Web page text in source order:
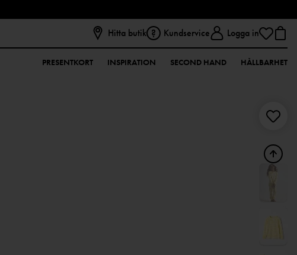
Hitta butik Kundservice Logga in
PRESENTKORT INSPIRATION SECOND HAND HÅLLBARHET